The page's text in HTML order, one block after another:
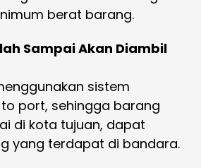
berat barang.
Sampai Akan Diambil
sistem
port, sehingga barang
di kota tujuan, dapat
yang terdapat di bandara.